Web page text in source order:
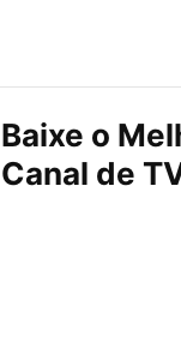
Baixe o
Canal de